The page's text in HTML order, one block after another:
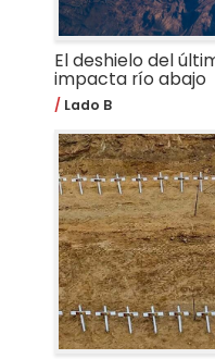
El deshielo del
impacta río abajo
Lado B